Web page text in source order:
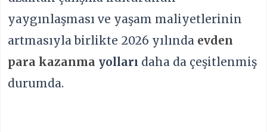
yaygınlaşması ve yaşam maliyetlerinin
artmasıyla birlikte 2026 yılında evden
para kazanma yolları daha da çeşitlenmiş
durumda.